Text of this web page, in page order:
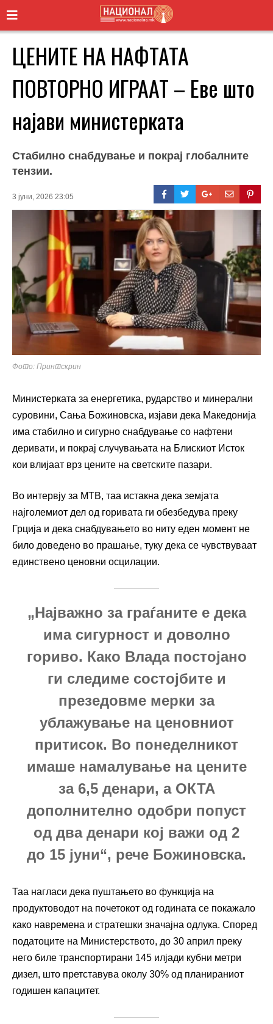
ЦЕНИТЕ НА НАФТАТА
ПОВТОРНО ИГРААТ – Еве што
најави министерката
Стабилно снабдување и покрај глобалните
тензии.
3 јуни, 2026 23:05
Фото: Принтскрин
Министерката за енергетика, рударство и минерални
суровини, Сања Божиновска, изјави дека Македонија
има стабилно и сигурно снабдување со нафтени
деривати, и покрај случувањата на Блискиот Исток
кои влијаат врз цените на светските пазари.
Во интервју за МТВ, таа истакна дека земјата
најголемиот дел од горивата ги обезбедува преку
Грција и дека снабдувањето во ниту еден момент не
било доведено во прашање, туку дека се чувствуваат
единствено ценовни осцилации.
„Најважно за граѓаните е дека
има сигурност и доволно
гориво. Како Влада постојано
ги следиме состојбите и
презедовме мерки за
ублажување на ценовниот
притисок. Во понеделникот
имаше намалување на цените
за 6,5 денари, а ОКТА
дополнително одобри попуст
од два денари кој важи од 2
до 15 јуни“, рече Божиновска.
Таа нагласи дека пуштањето во функција на
продуктоводот на почетокот од годината се покажало
како навремена и стратешки значајна одлука. Според
податоците на Министерството, до 30 април преку
него биле транспортирани 145 илјади кубни метри
дизел, што претставува околу 30% од планираниот
годишен капацитет.